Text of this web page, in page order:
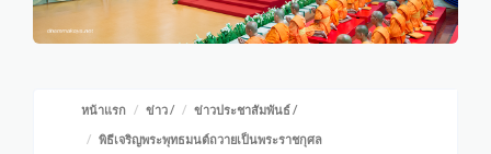
หน้าแรก ข่าว/ ข่าวประชาสัมพันธ์/
พิธีเจริญพระพุทธมนต์ถวายเป็นพระราชกุศล